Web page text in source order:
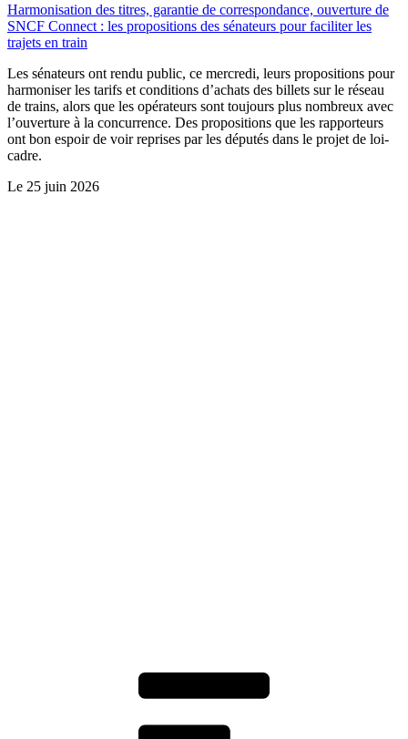
Harmonisation des titres, garantie de correspondance, ouverture de
SNCF Connect : les propositions des sénateurs pour faciliter les
trajets en train
Les sénateurs ont rendu public, ce mercredi, leurs propositions pour
harmoniser les tarifs et conditions d’achats des billets sur le réseau
de trains, alors que les opérateurs sont toujours plus nombreux avec
l’ouverture à la concurrence. Des propositions que les rapporteurs
ont bon espoir de voir reprises par les députés dans le projet de loi-
cadre.
Le 25 juin 2026